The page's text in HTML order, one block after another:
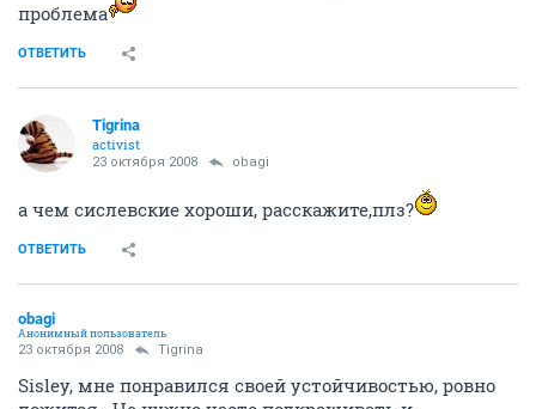
проблема
ОТВЕТИТЬ
Tigrina
activist
23 октября 2008 obagi
а чем сислевские хороши, расскажите,плз?
ОТВЕТИТЬ
obagi
Анонимный пользователь
23 октября 2008 Tigrina
Sisley, мне понравился своей устойчивостью, ровно